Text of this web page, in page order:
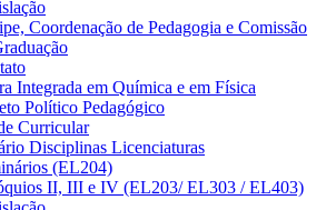
Coordenação de Pedagogia e Comissão
Integrada em Química e em Física
Político Pedagógico
Curricular
Disciplinas Licenciaturas
(EL204)
II, III e IV (EL203/ EL303 / EL403)